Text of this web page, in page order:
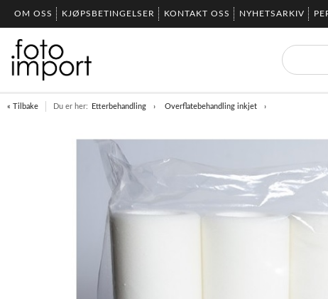
OM OSS KJØPSBETINGELSER KONTAKT OSS NYHETSARKIV
« Tilbake Du er her: Etterbehandling Overflatebehandling inkjet